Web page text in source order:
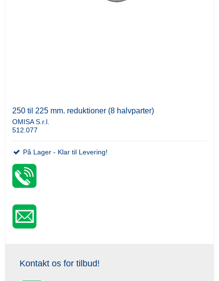
250 til 225 mm. reduktioner (8 halvparter)
OMISA S.r.l.
512.077
På Lager - Klar til Levering!
Kontakt os for tilbud!